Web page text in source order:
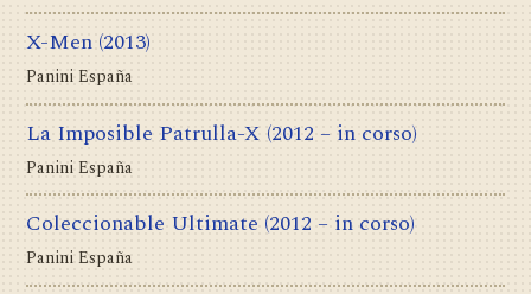
X-Men (2013)
Panini España
La Imposible Patrulla-X (2012 – in corso)
Panini España
Coleccionable Ultimate (2012 – in corso)
Panini España